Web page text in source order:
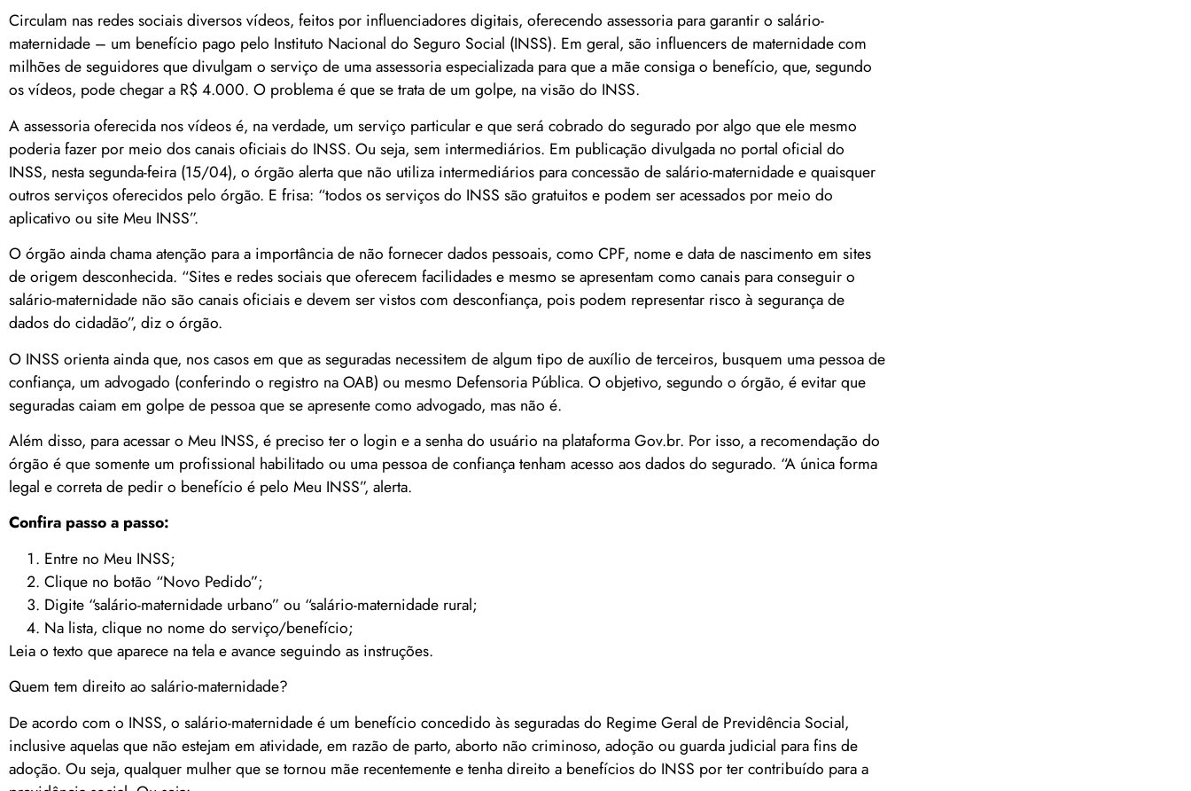
Circulam nas redes sociais diversos vídeos, feitos por influenciadores digitais, oferecendo assessoria para garantir o salário-
maternidade – um benefício pago pelo Instituto Nacional do Seguro Social (INSS). Em geral, são influencers de maternidade com
milhões de seguidores que divulgam o serviço de uma assessoria especializada para que a mãe consiga o benefício, que, segundo
os vídeos, pode chegar a R$ 4.000. O problema é que se trata de um golpe, na visão do INSS.
A assessoria oferecida nos vídeos é, na verdade, um serviço particular e que será cobrado do segurado por algo que ele mesmo
poderia fazer por meio dos canais oficiais do INSS. Ou seja, sem intermediários. Em publicação divulgada no portal oficial do
INSS, nesta segunda-feira (15/04), o órgão alerta que não utiliza intermediários para concessão de salário-maternidade e quaisquer
outros serviços oferecidos pelo órgão. E frisa: “todos os serviços do INSS são gratuitos e podem ser acessados por meio do
aplicativo ou site Meu INSS”.
O órgão ainda chama atenção para a importância de não fornecer dados pessoais, como CPF, nome e data de nascimento em sites
de origem desconhecida. “Sites e redes sociais que oferecem facilidades e mesmo se apresentam como canais para conseguir o
salário-maternidade não são canais oficiais e devem ser vistos com desconfiança, pois podem representar risco à segurança de
dados do cidadão”, diz o órgão.
O INSS orienta ainda que, nos casos em que as seguradas necessitem de algum tipo de auxílio de terceiros, busquem uma pessoa de
confiança, um advogado (conferindo o registro na OAB) ou mesmo Defensoria Pública. O objetivo, segundo o órgão, é evitar que
seguradas caiam em golpe de pessoa que se apresente como advogado, mas não é.
Além disso, para acessar o Meu INSS, é preciso ter o login e a senha do usuário na plataforma Gov.br. Por isso, a recomendação do
órgão é que somente um profissional habilitado ou uma pessoa de confiança tenham acesso aos dados do segurado. “A única forma
legal e correta de pedir o benefício é pelo Meu INSS”, alerta.
Confira passo a passo:
Entre no Meu INSS;
Clique no botão “Novo Pedido”;
Digite “salário-maternidade urbano” ou “salário-maternidade rural;
Na lista, clique no nome do serviço/benefício;
Leia o texto que aparece na tela e avance seguindo as instruções.
Quem tem direito ao salário-maternidade?
De acordo com o INSS, o salário-maternidade é um benefício concedido às seguradas do Regime Geral de Previdência Social,
inclusive aquelas que não estejam em atividade, em razão de parto, aborto não criminoso, adoção ou guarda judicial para fins de
adoção. Ou seja, qualquer mulher que se tornou mãe recentemente e tenha direito a benefícios do INSS por ter contribuído para a